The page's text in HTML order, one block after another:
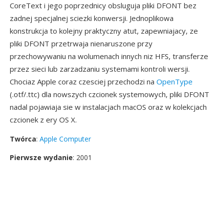
CoreText i jego poprzednicy obsluguja pliki DFONT bez
zadnej specjalnej sciezki konwersji. Jednoplikowa
konstrukcja to kolejny praktyczny atut, zapewniajacy, ze
pliki DFONT przetrwaja nienaruszone przy
przechowywaniu na wolumenach innych niz HFS, transferze
przez sieci lub zarzadzaniu systemami kontroli wersji.
Chociaz Apple coraz czesciej przechodzi na OpenType
(.otf/.ttc) dla nowszych czcionek systemowych, pliki DFONT
nadal pojawiaja sie w instalacjach macOS oraz w kolekcjach
czcionek z ery OS X.
Twórca: Apple Computer
Pierwsze wydanie: 2001